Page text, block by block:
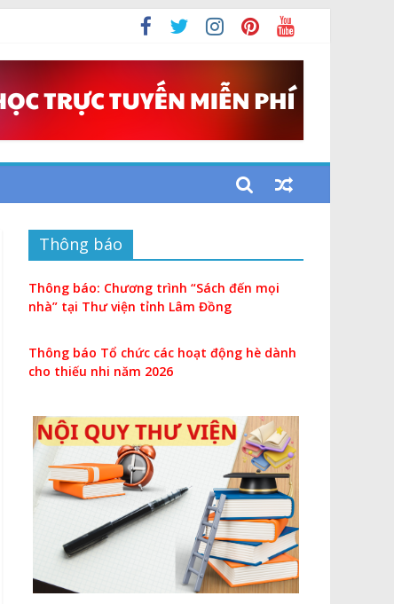
Thông báo
Thông báo: Chương trình “Sách đến mọi
nhà” tại Thư viện tỉnh Lâm Đồng
Thông báo Tổ chức các hoạt động hè dành
cho thiếu nhi năm 2026